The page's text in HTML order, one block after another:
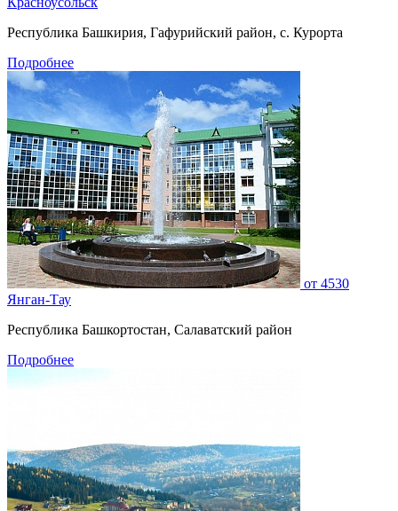
Республика Башкирия, Гафурийский район, с. Курорта
Подробнее
от 4530
Янган-Тау
Республика Башкортостан, Салаватский район
Подробнее